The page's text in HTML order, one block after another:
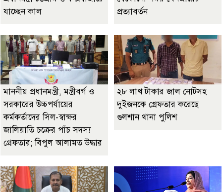
যাচ্ছেন কাল
প্রত্যাবর্তন
মাননীয় প্রধানমন্ত্রী, মন্ত্রীবর্গ ও
সরকারের উচ্চপর্যায়ের
কর্মকর্তাদের সিল-স্বাক্ষর
জালিয়াতি চক্রের পাঁচ সদস্য
গ্রেফতার; বিপুল আলামত উদ্ধার
২৮ লাখ টাকার জাল নোটসহ
দুইজনকে গ্রেফতার করেছে
গুলশান থানা পুলিশ